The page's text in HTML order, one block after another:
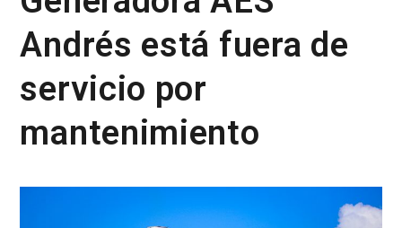
Andrés está fuera de
servicio por
mantenimiento